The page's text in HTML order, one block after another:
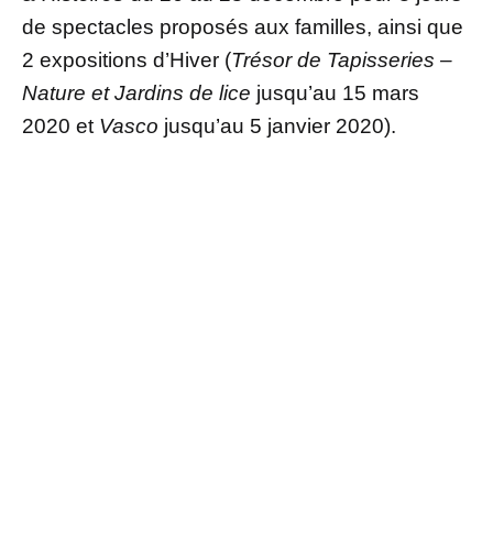
de spectacles proposés aux familles, ainsi que
2 expositions d’Hiver (Trésor de Tapisseries –
Nature et Jardins de lice jusqu’au 15 mars
2020 et Vasco jusqu’au 5 janvier 2020).